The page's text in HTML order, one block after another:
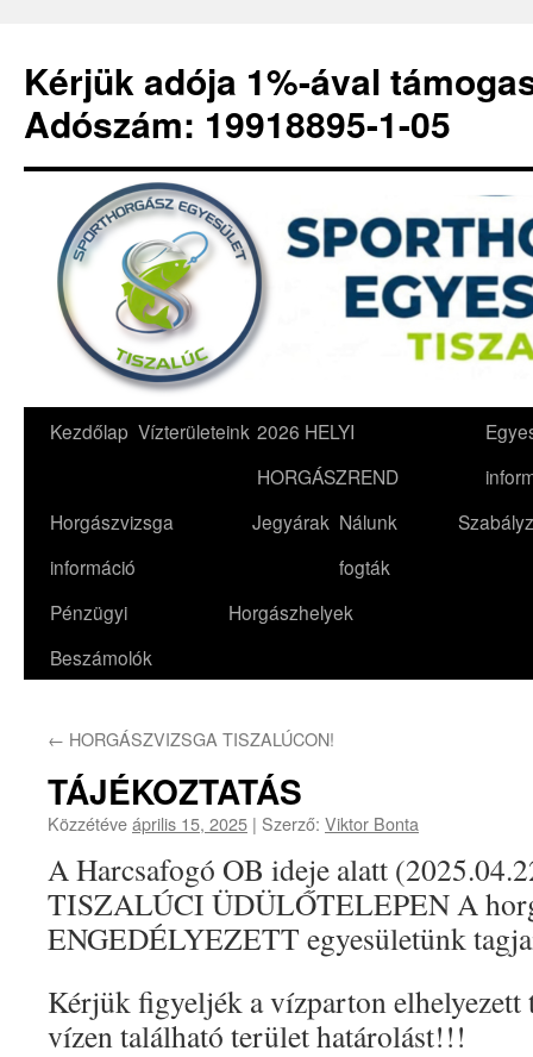
Kérjük adója 1%-ával
Adószám: 19918895-1-05
Kilépés
tartalomba
Kezdőlap Vízterületeink 2026 HELYI
HORGÁSZREND
Horgászvizsga
információ
Jegyárak Nálunk
fogták
Pénzügyi
Beszámolók
Horgászhelyek
← HORGÁSZVIZSGA TISZALÚCON!
TÁJÉKOZTATÁS
Közzétéveáprilis 15, 2025 | Szerző: Viktor Bonta
A Harcsafogó OB ideje alatt
TISZALÚCI ÜDÜLŐTELEPEN A
ENGEDÉLYEZETT egyesületünk
Kérjük figyeljék a vízparton
vízen található terület határolást!!!